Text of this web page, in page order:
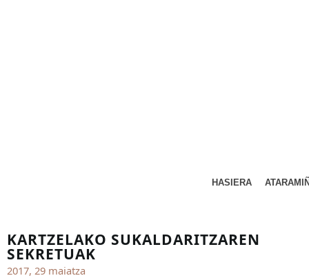
HASIERA
KARTZELAKO SUKALDARITZAREN
SEKRETUAK
2017, 29 maiatza